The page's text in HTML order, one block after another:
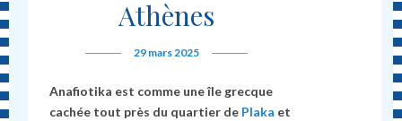
Athènes
29 mars 2025
Anafiotika est comme une île grecque
cachée tout près du quartier de Plaka et